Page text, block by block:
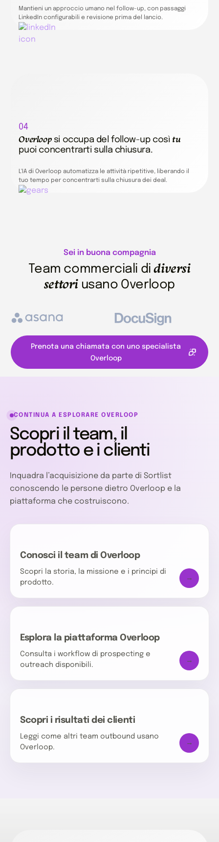
Mantieni un approccio umano nel follow-up, con passaggi
LinkedIn configurabili e revisione prima del lancio.
04
Overloopsi occupa del follow-up cosìtu
puoi concentrarti sulla chiusura.
L'IA di Overloop automatizza le attività ripetitive, liberando il
tuo tempo per concentrarti sulla chiusura dei deal.
Sei in buona compagnia
Team commerciali didiversi
settori usano Overloop
Prenota una chiamata con uno specialista
Overloop
CONTINUA A ESPLORARE OVERLOOP
Scopri il team, il
prodotto e i clienti
Inquadra l’acquisizione da parte di Sortlist
conoscendo le persone dietro Overloop e la
piattaforma che costruiscono.
Conosci il team di Overloop
Scopri la storia, la missione e i principi di
prodotto.
→
Esplora la piattaforma Overloop
Consulta i workflow di prospecting e
outreach disponibili.
→
Scopri i risultati dei clienti
Leggi come altri team outbound usano
Overloop.
→